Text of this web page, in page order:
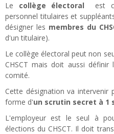
Le collège électoral est
personnel titulaires et
désigner les membres du
d'un titulaire).
Le collège électoral peut non
CHSCT mais doit aussi
comité.
Cette désignation va intervenir
forme d'un scrutin secret à 1
L'employeur est le seul à
élections du CHSCT. Il doit